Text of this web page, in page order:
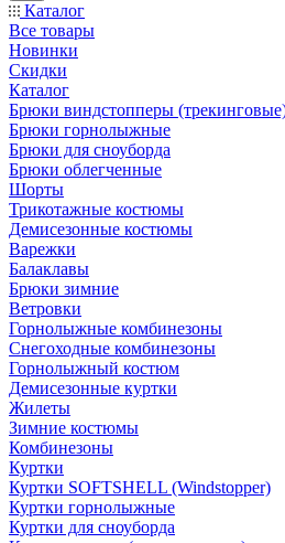
Каталог
Все товары
Новинки
Скидки
Каталог
Брюки виндстопперы
Брюки горнолыжные
Брюки для сноуборда
Брюки облегченные
Шорты
Трикотажные костюмы
Демисезонные костюмы
Варежки
Балаклавы
Брюки зимние
Ветровки
Горнолыжные комбинезоны
Снегоходные комбинезоны
Горнолыжный костюм
Демисезонные куртки
Жилеты
Зимние костюмы
Комбинезоны
Куртки
Куртки SOFTSHELL (Windstopper)
Куртки горнолыжные
Куртки для сноуборда